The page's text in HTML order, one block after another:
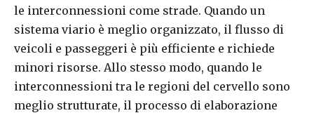
le interconnessioni come strade. Quando un
sistema viario è meglio organizzato, il flusso di
veicoli e passeggeri è più efficiente e richiede
minori risorse. Allo stesso modo, quando le
interconnessioni tra le regioni del cervello sono
meglio strutturate, il processo di elaborazione